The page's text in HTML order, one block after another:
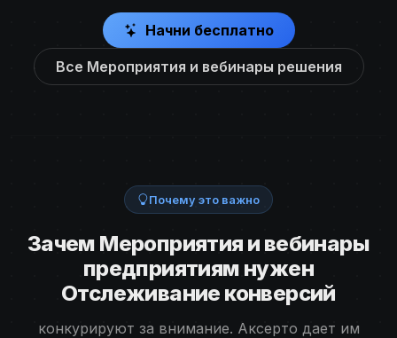
Начни бесплатно
Все Мероприятия и вебинары решения
Почему это важно
Зачем Мероприятия и вебинары
предприятиям нужен
Отслеживание конверсий
конкурируют за внимание. Аксерто дает им